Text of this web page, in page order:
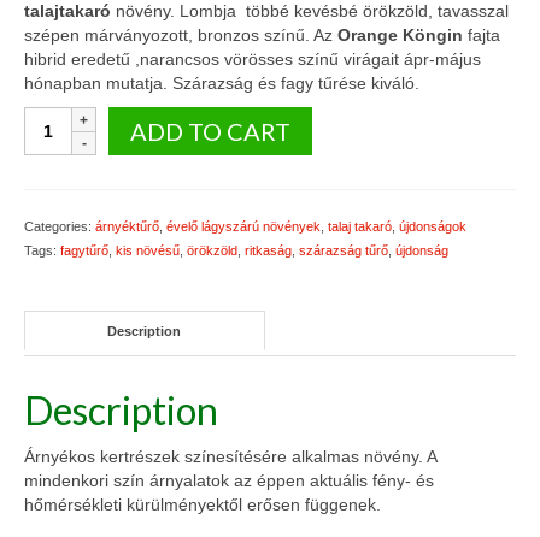
talajtakaró növény. Lombja többé kevésbé örökzöld, tavasszal
szépen márványozott, bronzos színű. Az Orange Köngin fajta
hibrid eredetű ,narancsos vörösses színű virágait ápr-május
hónapban mutatja. Szárazság és fagy tűrése kiváló.
Epimedium
Narancs
színű
Újdonság!
ADD TO CART
Categories: árnyéktűrő évelő lágyszárú növények talaj takaró újdonságok
Tags: fagytűrő kis növésű örökzöld ritkaság szárazság tűrő újdonság
Description
Description
Árnyékos kertrészek színesítésére alkalmas növény. A
mindenkori szín árnyalatok az éppen aktuális fény- és
hőmérsékleti kürülményektől erősen függenek.